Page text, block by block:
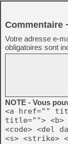
Commentaire
Votre adresse e-
obligatoires sont
NOTE - Vous
<a href=""
title=""> <b>
<code> <del
<s> <strike>